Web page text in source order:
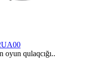
qulaqcığı..